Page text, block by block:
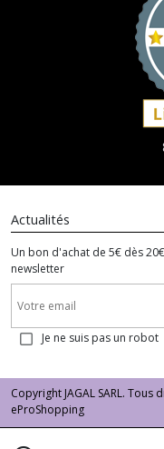
Actualités
Un bon d'achat de 5€ dès
newsletter
Je ne suis pas un robot
Copyright JAGAL SARL.
eProShopping